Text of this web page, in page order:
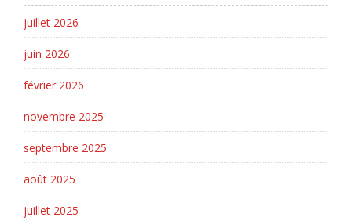
juillet 2026
juin 2026
février 2026
novembre 2025
septembre 2025
août 2025
juillet 2025